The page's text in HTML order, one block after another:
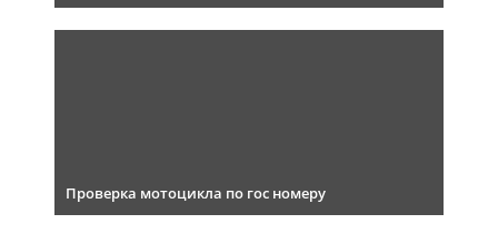
Проверка мотоцикла по гос номеру